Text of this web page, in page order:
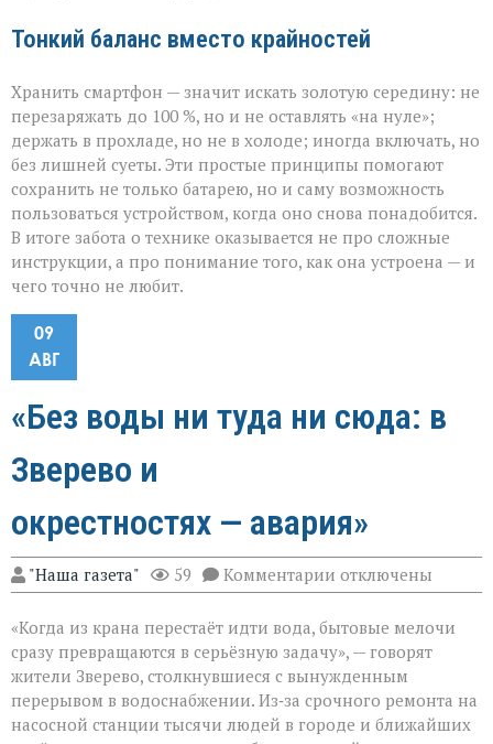
Тонкий баланс вместо крайностей
Хранить смартфон — значит искать золотую середину: не
перезаряжать до 100 %, но и не оставлять «на нуле»;
держать в прохладе, но не в холоде; иногда включать, но
без лишней суеты. Эти простые принципы помогают
сохранить не только батарею, но и саму возможность
пользоваться устройством, когда оно снова понадобится.
В итоге забота о технике оказывается не про сложные
инструкции, а про понимание того, как она устроена — и
чего точно не любит.
09
АВГ
«Без воды ни туда ни сюда: в
Зверево и
окрестностях — авария»
"Наша газета" 59 Комментарии к
записи
воды
ни
туда
ни
сюда:
в
отключены
«Когда из крана перестаёт идти вода, бытовые мелочи
сразу превращаются в серьёзную задачу», — говорят
жители Зверево, столкнувшиеся с вынужденным
перерывом в водоснабжении. Из‑за срочного ремонта на
насосной станции тысячи людей в городе и ближайших